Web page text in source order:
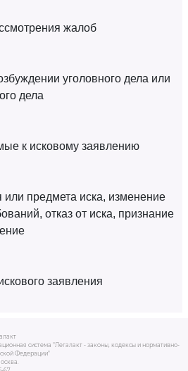
жалоб
уголовного дела или
дела
к исковому заявлению
предмета иска, изменение
отказ от иска, признание
заявления
система "Легалакт - законы, кодексы и нормативно-
Федерации"